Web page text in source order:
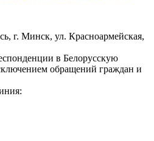
г. Минск, ул. Красноармейская,
в Белорусскую
обращений граждан и